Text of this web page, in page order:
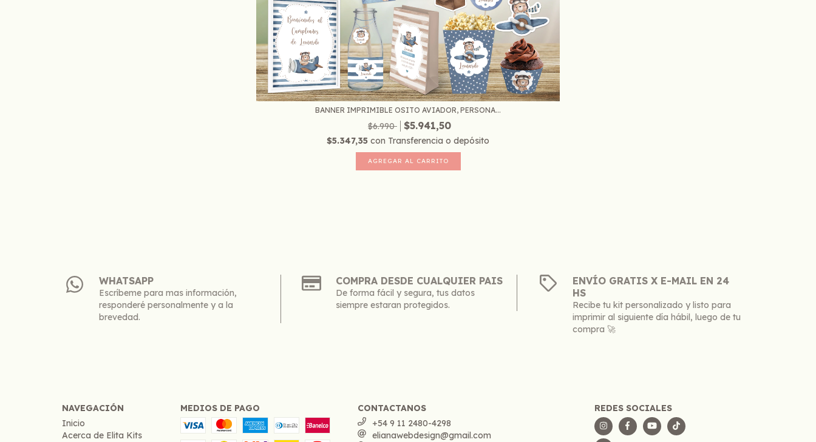
BANNER IMPRIMIBLE OSITO AVIADOR, PERSONA...
$6.990 $5.941,50
$5.347,35 con Transferencia o depósito
WHATSAPP
Escríbeme para mas información,
responderé personalmente y a la
brevedad.
COMPRA DESDE CUALQUIER PAIS
De forma fácil y segura, tus datos
siempre estaran protegidos.
ENVÍO GRATIS X E-MAIL EN 24
HS
Recibe tu kit personalizado y listo para
imprimir al siguiente día hábil, luego de tu
compra 🚀
NAVEGACIÓN
Inicio
Acerca de Elita Kits
MEDIOS DE PAGO
CONTACTANOS
+54 9 11 2480-4298
elianawebdesign@gmail.com
REDES SOCIALES